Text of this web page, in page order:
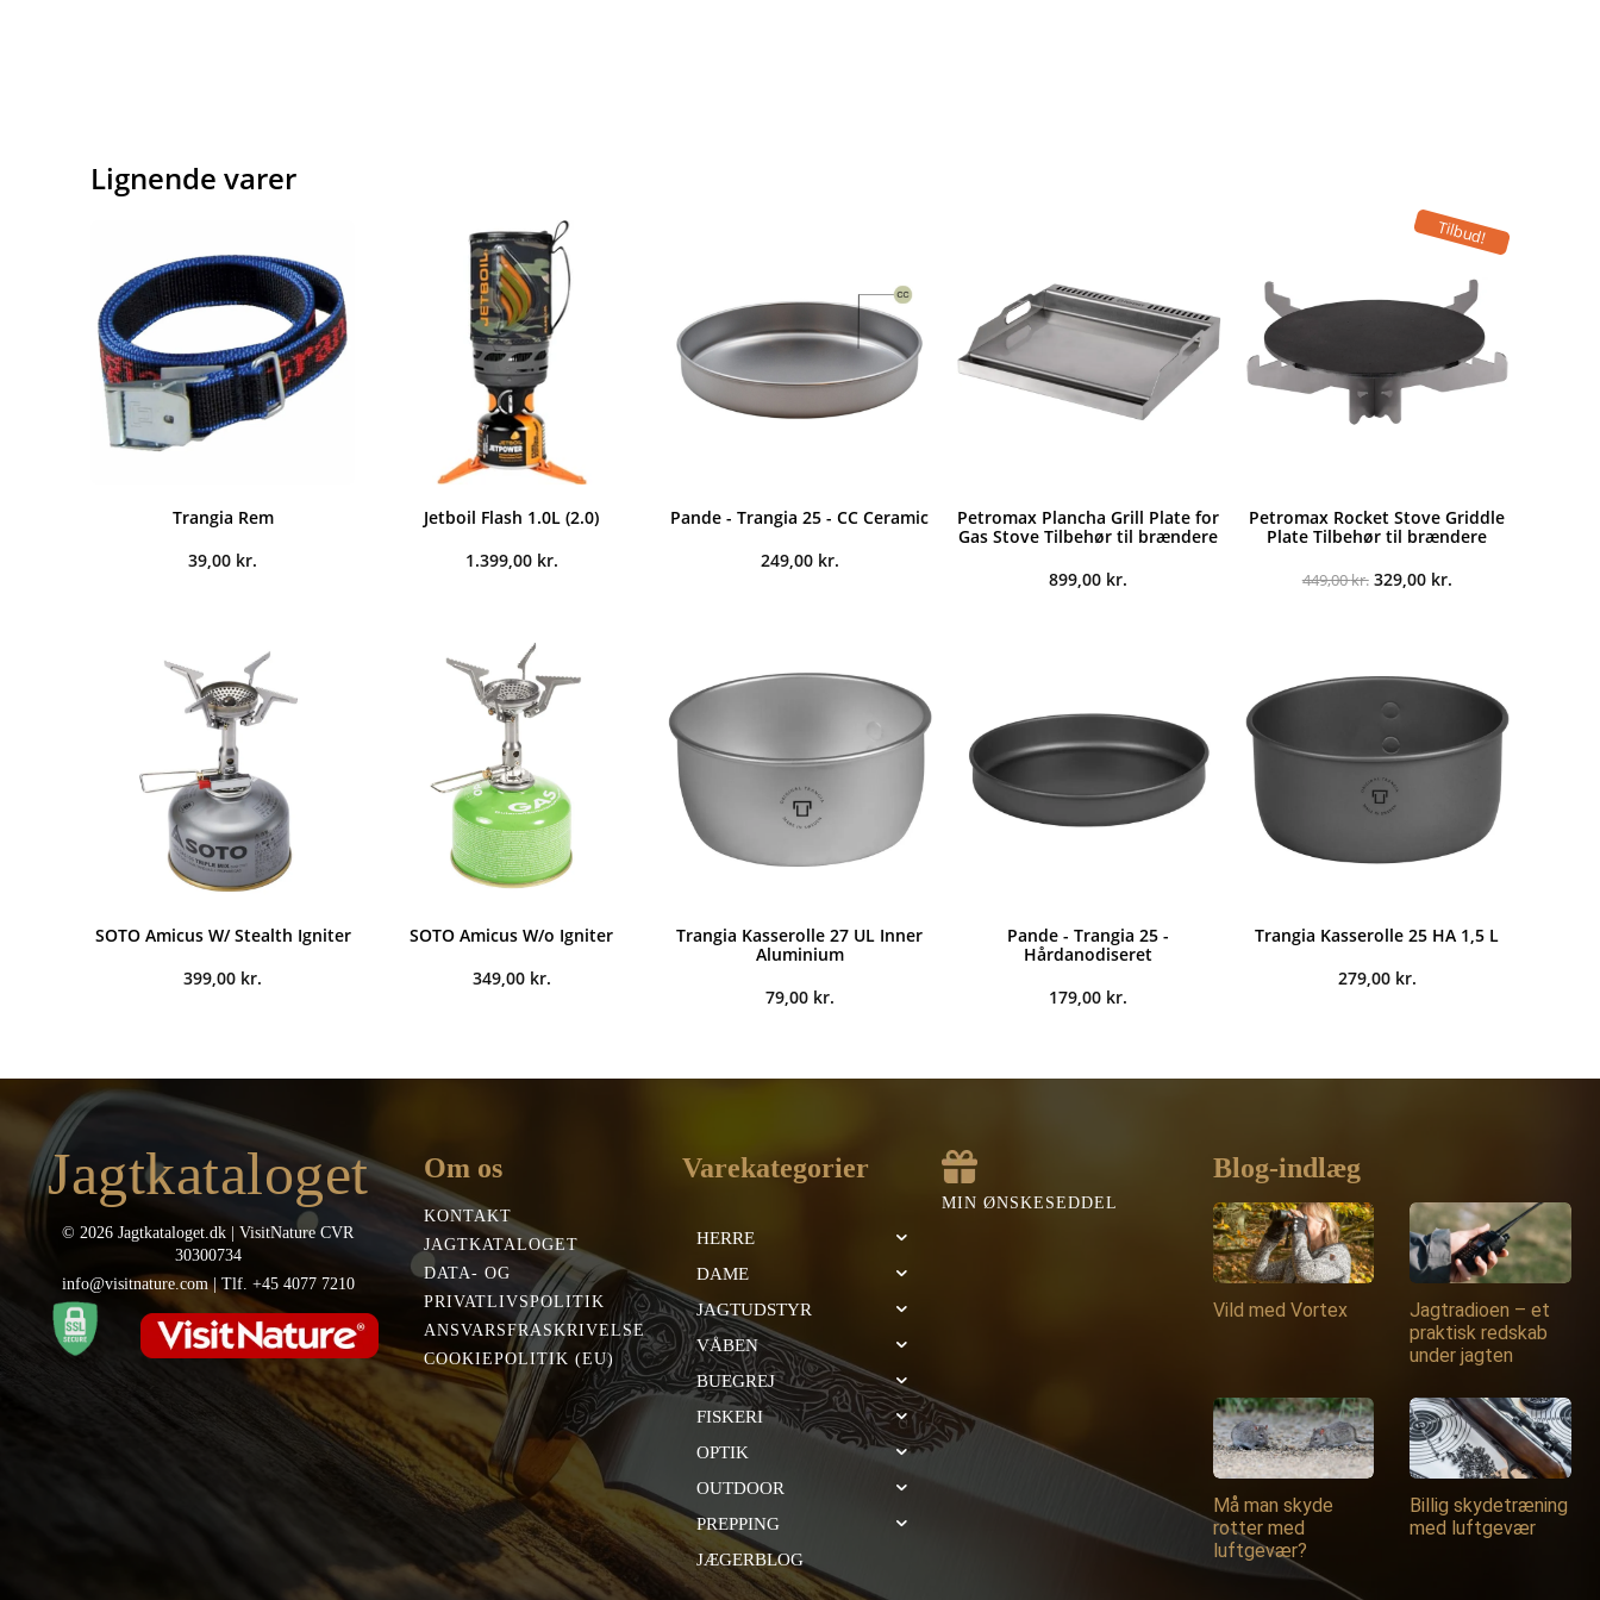
Lignende varer
Trangia Rem
39,00 kr.
Jetboil Flash 1.0L (2.0)
1.399,00 kr.
Pande - Trangia 25 - CC Ceramic
249,00 kr.
Petromax Plancha Grill Plate for
Gas Stove Tilbehør til brændere
899,00 kr.
Tilbud!
Petromax Rocket Stove Griddle
Plate Tilbehør til brændere
449,00kr. Den
329,00 kr.Den
SOTO Amicus W/ Stealth Igniter
399,00 kr.
SOTO Amicus W/o Igniter
349,00 kr.
Trangia Kasserolle 27 UL Inner
Aluminium
79,00 kr.
Pande - Trangia 25 -
Hårdanodiseret
179,00 kr.
Trangia Kasserolle 25 HA 1,5 L
279,00 kr.
Jagtkataloget
© 2026 Jagtkataloget.dk | VisitNature CVR
30300734
info@visitnature.com | Tlf. +45 4077 7210
Om os
KONTAKT
JAGTKATALOGET
DATA- OG
PRIVATLIVSPOLITIK
ANSVARSFRASKRIVELSE
COOKIEPOLITIK (EU)
Varekategorier
HERRE
DAME
JAGTUDSTYR
VÅBEN
BUEGREJ
FISKERI
OPTIK
OUTDOOR
PREPPING
JÆGERBLOG
MIN ØNSKESEDDEL
Blog-indlæg
Vild med Vortex
Jagtradioen – et
praktisk redskab
under jagten
Må man skyde
rotter med
luftgevær?
Billig skydetræning
med luftgevær